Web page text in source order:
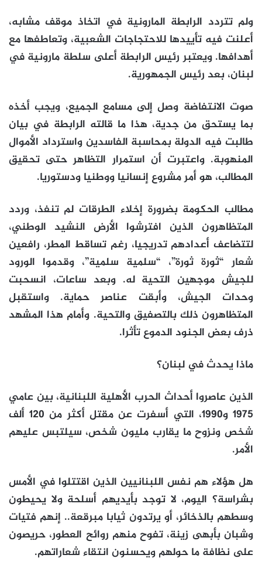
ولم تتردد الرابطة المارونية في اتخاذ موقف مشابه،
أعلنت فيه تأييدها للاحتجاجات الشعبية، وتعاطفها مع
أهدافها. ويعتبر رئيس الرابطة أعلى سلطة مارونية في
لبنان، بعد رئيس الجمهورية.
صوت الانتفاضة وصل إلى مسامع الجميع، ويجب أخذه
بما يستحق من جدية، هذا ما قالته الرابطة في بيان
طالبت فيه الدولة بمحاسبة الفاسدين واسترداد الأموال
المنهوبة. واعتبرت أن استمرار التظاهر حتى تحقيق
المطالب، هو أمر مشروع إنسانيا ووطنيا ودستوريا.
مطالب الحكومة بضرورة إخلاء الطرقات لم تنفذ، وردد
المتظاهرون الذين افترشوا الأرض النشيد الوطني،
لتتضاعف أعدادهم تدريجيا، رغم تساقط المطر، رافعين
شعار “ثورة ثورة”، “سلمية سلمية”، وقدموا الورود
للجيش موجهين التحية له. وبعد ساعات، انسحبت
وحدات الجيش، وأبقت عناصر حماية. واستقبل
المتظاهرون ذلك بالتصفيق والتحية. وأمام هذا المشهد
ذرف بعض الجنود الدموع تأثرا.
ماذا يحدث في لبنان؟
الذين عاصروا أحداث الحرب الأهلية اللبنانية، بين عامي
1975 و1990، التي أسفرت عن مقتل أكثر من 120 ألف
شخص ونزوح ما يقارب مليون شخص، سيلتبس عليهم
الأمر.
هل هؤلاء هم نفس اللبنانيين الذين اقتتلوا في الأمس
بشراسة؟ اليوم، لا توجد بأيديهم أسلحة ولا يحيطون
وسطهم بالذخائر، أو يرتدون ثيابا مبرقعة.. إنهم فتيات
وشبان بأبهى زينة، تفوح منهم روائح العطور، حريصون
على نظافة ما حولهم ويحسنون انتقاء شعاراتهم.